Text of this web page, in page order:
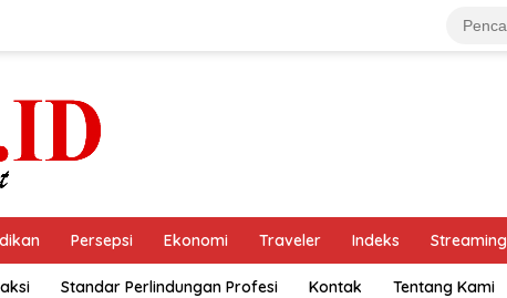
Persepsi Ekonomi Traveler Indeks Streaming
Standar Perlindungan Profesi Kontak Tentang Kami